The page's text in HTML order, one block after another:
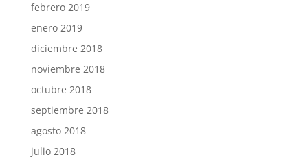
febrero 2019
enero 2019
diciembre 2018
noviembre 2018
octubre 2018
septiembre 2018
agosto 2018
julio 2018